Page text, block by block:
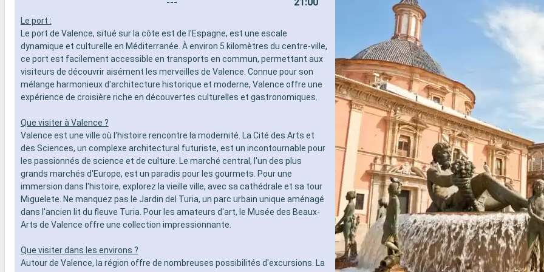
- 40% de réduction sur un
sélectionné prépayé
- 10% de réduction sur tous
réservés à bord
SERVICES
- Personnel qualifié
- Embarquement prioritaire &
charge des bagages
AUTRES PRIVILÈGES
- Points MSC Voyagers Club
Le port :
Le port de Valence, situé sur la côte est de l'Espagne, est une escale
dynamique et culturelle en Méditerranée. À environ 5 kilomètres du centre-ville,
ce port est facilement accessible en transports en commun, permettant aux
visiteurs de découvrir aisément les merveilles de Valence. Connue pour son
mélange harmonieux d'architecture historique et moderne, Valence offre une
expérience de croisière riche en découvertes culturelles et gastronomiques.
Que visiter à Valence ?
Valence est une ville où l'histoire rencontre la modernité. La Cité des Arts et
des Sciences, un complexe architectural futuriste, est un incontournable pour
les passionnés de science et de culture. Le marché central, l'un des plus
grands marchés d'Europe, est un paradis pour les gourmets. Pour une
immersion dans l'histoire, explorez la vieille ville, avec sa cathédrale et sa tour
Miguelete. Ne manquez pas le Jardin del Turia, un parc urbain unique aménagé
dans l'ancien lit du fleuve Turia. Pour les amateurs d'art, le Musée des Beaux-
Arts de Valence offre une collection impressionnante.
Que visiter dans les environs ?
Autour de Valence, la région offre de nombreuses possibilités d'excursions. La